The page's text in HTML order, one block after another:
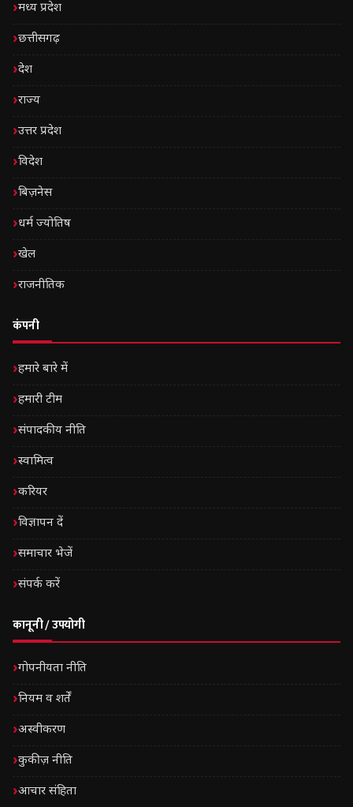
मध्य प्रदेश
छत्तीसगढ़
देश
राज्य
उत्तर प्रदेश
विदेश
बिज़नेस
धर्म ज्योतिष
खेल
राजनीतिक
कंपनी
हमारे बारे में
हमारी टीम
संपादकीय नीति
स्वामित्व
करियर
विज्ञापन दें
समाचार भेजें
संपर्क करें
कानूनी / उपयोगी
गोपनीयता नीति
नियम व शर्तें
अस्वीकरण
कुकीज़ नीति
आचार संहिता